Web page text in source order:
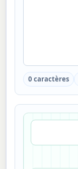
0 caractères